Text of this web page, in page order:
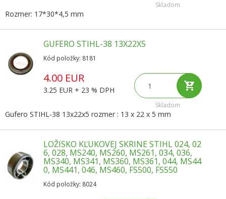
Skladom
Rozmer: 17*30*4,5 mm
GUFERO STIHL-38 13X22X5
Kód položky: 8181
4.00 EUR
3.25 EUR + 23 % DPH
Skladom
Gufero STIHL-38 13x22x5 rozmer : 13 x 22 x 5 mm
LOŽISKO KĽUKOVEJ SKRINE STIHL 024, 02
6, 028, MS240, MS260, MS261, 034, 036,
MS340, MS341, MS360, MS361, 044, MS44
0, MS441, 046, MS460, FS500, FS550
Kód položky: 8024